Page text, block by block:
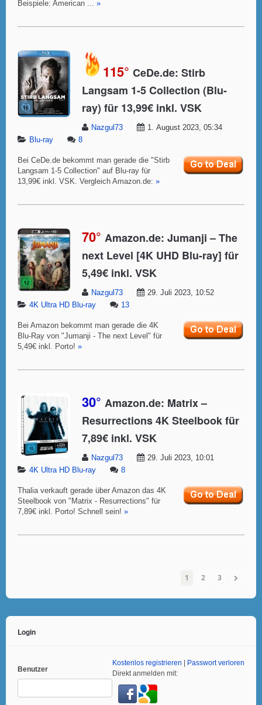
Beispiele: American ... »
115° CeDe.de: Stirb
Langsam 1-5 Collection (Blu-
ray) für 13,99€ inkl. VSK
Nazgul73
1. August 2023, 05:34
Blu-ray
8
Bei CeDe.de bekommt man gerade die "Stirb
Langsam 1-5 Collection" auf Blu-ray für
13,99€ inkl. VSK. Vergleich Amazon.de: »
70° Amazon.de: Jumanji – The
next Level [4K UHD Blu-ray] für
5,49€ inkl. VSK
Nazgul73
29. Juli 2023, 10:52
4K Ultra HD Blu-ray
13
Bei Amazon bekommt man gerade die 4K
Blu-Ray von "Jumanji - The next Level" für
5,49€ inkl. Porto! »
30° Amazon.de: Matrix –
Resurrections 4K Steelbook für
7,89€ inkl. VSK
Nazgul73
29. Juli 2023, 10:01
4K Ultra HD Blu-ray
8
Thalia verkauft gerade über Amazon das 4K
Steelbook von "Matrix - Resurrections" für
7,89€ inkl. Porto! Schnell sein! »
1 2 3
Login
Benutzer
Kostenlos registrieren | Passwort verloren
Direkt anmelden mit: